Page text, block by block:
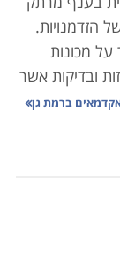
הזדמנויות.
על מכונות
ובדיקות אשר
כלל.
שמגיעה
השוטף של
ברמת גן